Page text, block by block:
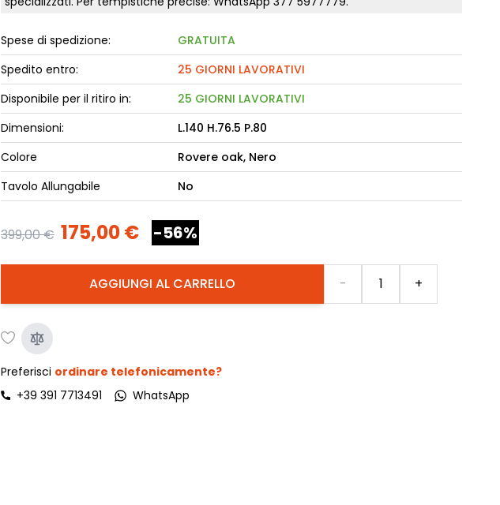
Armadi e camere Like
Letti contenitore Stella
Letto, comò, armadio Atlantic
Letti Plus
Camere moderne notte Miss
Spese di spedizione:
GRATUITA
Spedito entro:
25 GIORNI LAVORATIVI
Disponibile per il ritiro in:
25 GIORNI LAVORATIVI
Dimensioni:
L.140 H.76.5 P.80
Colore
Rovere oak, Nero
Tavolo Allungabile
No
399,00 € 175,00 € -56%
AGGIUNGI AL CARRELLO - +
Preferisci ordinare telefonicamente?
+39 391 7713491
WhatsApp